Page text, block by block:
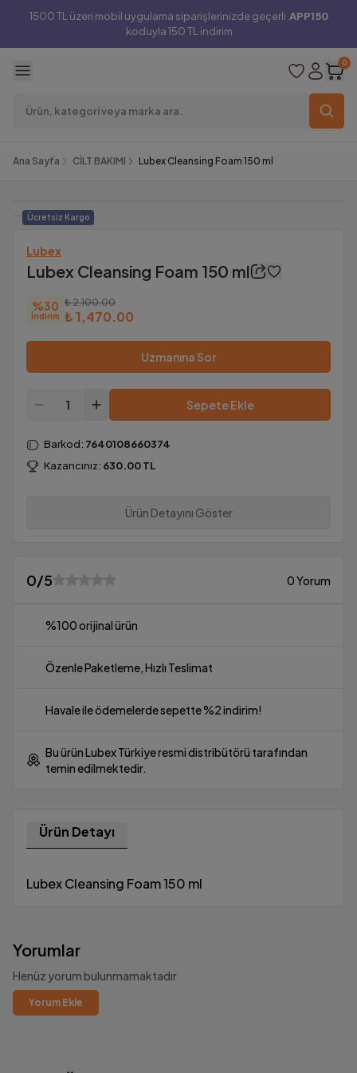
1500 TL üzeri mobil uygulama siparişlerinizde geçerli APP150
koduyla 150 TL indirim
0
Ana Sayfa CİLT BAKIMI Lubex Cleansing Foam 150 ml
Ücretsiz Kargo
Lubex
Lubex Cleansing Foam 150 ml
%30
İndirim
₺ 2,100.00
₺ 1,470.00
Uzmanına Sor
Sepete Ekle
Barkod: 7640108660374
Kazancınız: 630.00TL
Ürün Detayını Göster
0/5 0 Yorum
%100 orijinal ürün
Özenle Paketleme, Hızlı Teslimat
Havale ile ödemelerde sepette %2 indirim!
Bu ürün Lubex Türkiye resmi distribütörü tarafından
temin edilmektedir.
Ürün Detayı
Lubex Cleansing Foam 150 ml
Yorumlar
Henüz yorum bulunmamaktadır
Yorum Ekle